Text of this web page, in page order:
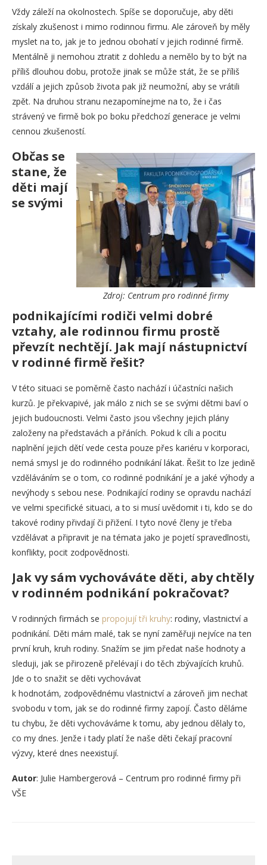
Vždy záleží na okolnostech. Spíše se doporučuje, aby děti
získaly zkušenost i mimo rodinnou firmu. Ale zároveň by měly
myslet na to, jak je to jednou obohatí v jejich rodinné firmě.
Mentálně ji nemohou ztratit z dohledu a nemělo by to být na
příliš dlouhou dobu, protože jinak se může stát, že se příliš
vzdálí a jejich způsob života pak již neumožní, aby se vrátili
zpět. Na druhou stranu nezapomínejme na to, že i čas
strávený ve firmě bok po boku předchozí generace je velmi
cennou zkušeností.
Zdroj: Centrum pro rodinné firmy
Občas se
stane, že
děti mají
se svými
podnikajícími rodiči velmi dobré
vztahy, ale rodinnou firmu prostě
převzít nechtějí. Jak mají nástupnictví
v rodinné firmě řešit?
V této situaci se poměrně často nachází i účastníci našich
kurzů. Je překvapivé, jak málo z nich se se svými dětmi baví o
jejich budoucnosti. Velmi často jsou všechny jejich plány
založeny na představách a přáních. Pokud k cíli a pocitu
naplnění jejich dětí vede cesta pouze přes kariéru v korporaci,
nemá smysl je do rodinného podnikání lákat. Řešit to lze jedině
vzděláváním se o tom, co rodinné podnikání je a jaké výhody a
nevýhody s sebou nese. Podnikající rodiny se opravdu nachází
ve velmi specifické situaci, a to si musí uvědomit i ti, kdo se do
takové rodiny přivdají či přižení. I tyto nové členy je třeba
vzdělávat a připravit je na témata jako je pojetí spravedlnosti,
konflikty, pocit zodpovědnosti.
Jak vy sám vychováváte děti, aby chtěly
v rodinném podnikání pokračovat?
V rodinných firmách se propojují tři kruhy: rodiny, vlastnictví a
podnikání. Děti mám malé, tak se nyní zaměřuji nejvíce na ten
první kruh, kruh rodiny. Snažím se jim předat naše hodnoty a
sleduji, jak se přirozeně přelévají i do těch zbývajících kruhů.
Jde o to snažit se děti vychovávat
k hodnotám, zodpovědnému vlastnictví a zároveň jim nechat
svobodu v tom, jak se do rodinné firmy zapojí. Často děláme
tu chybu, že děti vychováváme k tomu, aby jednou dělaly to,
co my dnes. Jenže i tady platí že naše děti čekají pracovní
výzvy, které dnes neexistují.
Autor: Julie Hambergerová – Centrum pro rodinné firmy při
VŠE